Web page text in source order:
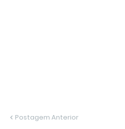
Postagem Anterior